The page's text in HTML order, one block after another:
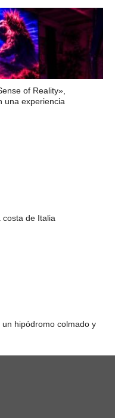
of Reality»,
una experiencia
costa de Italia
hipódromo colmado y